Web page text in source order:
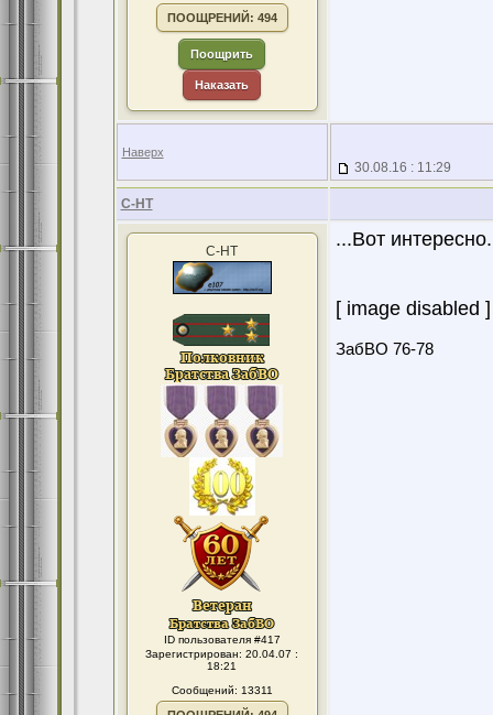
ПООЩРЕНИЙ: 494
Поощрить
Наказать
Наверх
30.08.16 : 11:29
С-НТ
С-НТ
ID пользователя #417
Зарегистрирован: 20.04.07 :
18:21
Сообщений: 13311
...Вот
[ image disabled ]
ЗабВО 76-78